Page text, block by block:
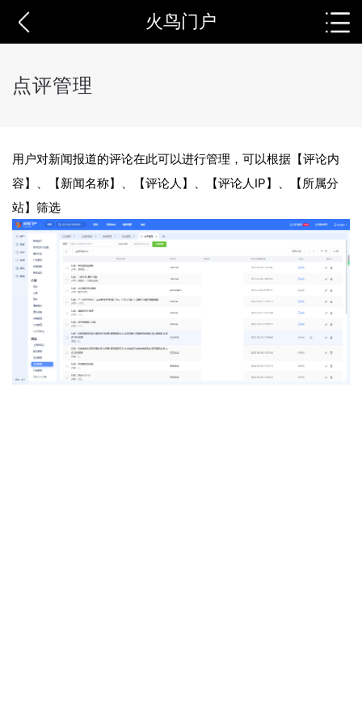
火鸟门户
点评管理
用户对新闻报道的评论在此可以进行管理，可以根据【评论内
容】、【新闻名称】、【评论人】、【评论人IP】、【所属分
站】筛选